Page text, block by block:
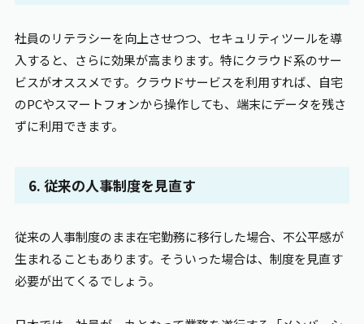
社員のリテラシーを向上させつつ、セキュリティツールを導
入すると、さらに効果が高まります。特にクラウド系のサー
ビスがオススメです。クラウドサービスを利用すれば、自宅
のPCやスマートフォンから操作しても、端末にデータを残さ
ずに利用できます。
6. 従来の人事制度を見直す
従来の人事制度のまま在宅勤務に移行した場合、不公平感が
生まれることもあります。そういった場合は、制度を見直す
必要が出てくるでしょう。